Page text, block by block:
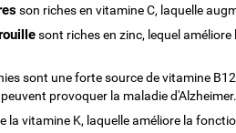
son riches en vitamine C, laquelle
sont riches en zinc, lequel
sont une forte source de vitamine
provoquer la maladie d'Alzheimer.
la vitamine K, laquelle améliore la